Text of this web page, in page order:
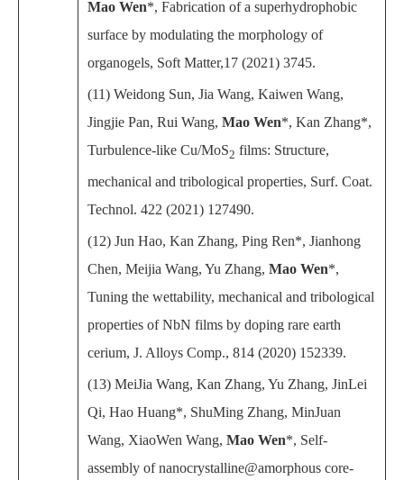
Mao Wen*, Fabrication of a superhydrophobic
surface by modulating the morphology of
organogels, Soft Matter,17 (2021) 3745.
(11) Weidong Sun, Jia Wang, Kaiwen Wang,
Jingjie Pan, Rui Wang, Mao Wen*, Kan Zhang*,
Turbulence-like Cu/MoS2 films: Structure,
mechanical and tribological properties, Surf. Coat.
Technol. 422 (2021) 127490.
(12) Jun Hao, Kan Zhang, Ping Ren*, Jianhong
Chen, Meijia Wang, Yu Zhang, Mao Wen*,
Tuning the wettability, mechanical and tribological
properties of NbN films by doping rare earth
cerium, J. Alloys Comp., 814 (2020) 152339.
(13) MeiJia Wang, Kan Zhang, Yu Zhang, JinLei
Qi, Hao Huang*, ShuMing Zhang, MinJuan
Wang, XiaoWen Wang, Mao Wen*, Self-
assembly of nanocrystalline@amorphous core-